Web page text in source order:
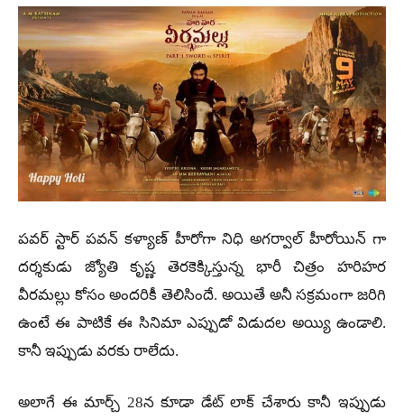
పవర్ స్టార్ పవన్ కళ్యాణ్ హీరోగా నిధి అగర్వాల్ హీరోయిన్ గా
దర్శకుడు జ్యోతి కృష్ణ తెరకెక్కిస్తున్న భారీ చిత్రం హరిహర
వీరమల్లు కోసం అందరికీ తెలిసిందే. అయితే అనీ సక్రమంగా జరిగి
ఉంటే ఈ పాటికే ఈ సినిమా ఎప్పుడో విడుదల అయ్యి ఉండాలి.
కానీ ఇప్పుడు వరకు రాలేదు.
అలాగే ఈ మార్చ్ 28న కూడా డేట్ లాక్ చేశారు కానీ ఇప్పుడు